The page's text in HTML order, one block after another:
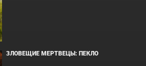
ЗЛОВЕЩИЕ МЕРТВЕЦЫ: ПЕКЛО